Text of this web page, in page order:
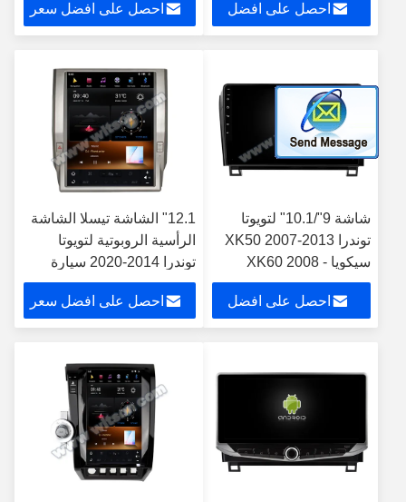
ستيريو جي بي إس
Carplay Player
احصل على افضل
XK60 موديلات 2008-2017،
نظام ستيريو وسائط متعددة
المواقع العالمي (GPS)
ومشغل كاربلاي
احصل على افضل سعر
شاشة 9"/10.1" لتويوتا
توندرا XK50 2007-2013
سيكويا XK60 2008 -
2017 سيارات متعددة
الوسائط ستيريو
احصل على افضل
12.1" الشاشة تيسلا الشاشة
الرأسية الروبوتية لتويوتا
توندرا 2014-2020 سيارة
الستيريو الوسائط المتعددة
احصل على افضل سعر